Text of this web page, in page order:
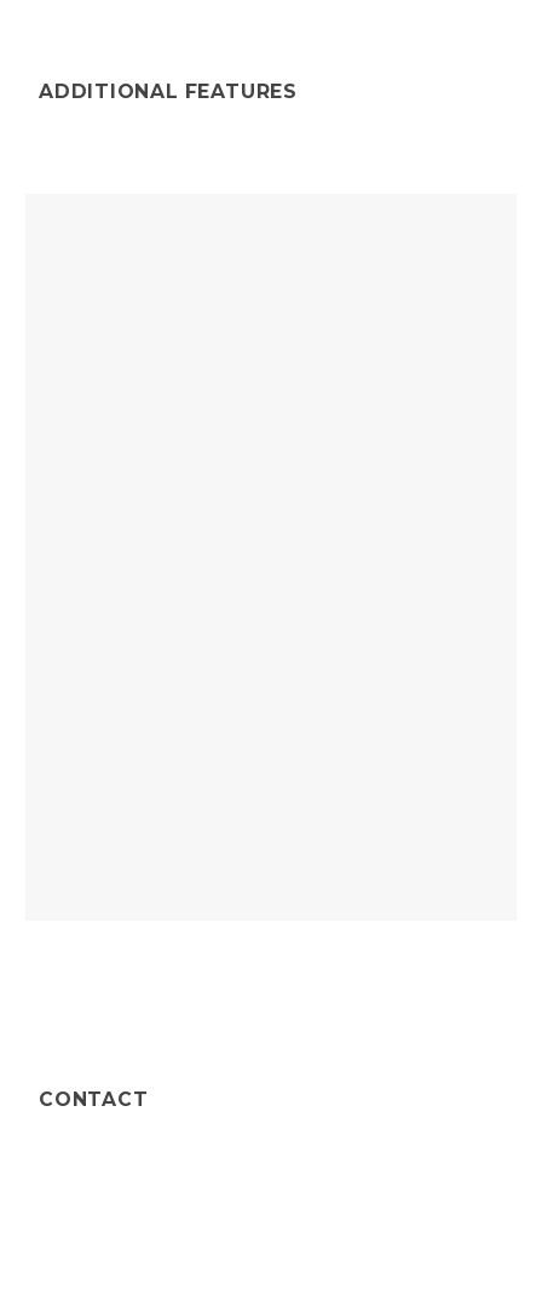
ADDITIONAL FEATURES
CONTACT